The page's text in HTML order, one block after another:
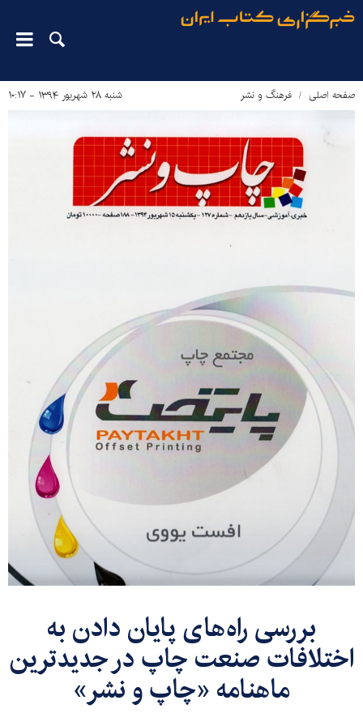
صفحه اصلی فرهنگ و نشر شنبه ۲۸ شهریور ۱۳۹۴ - ۱۰:۱۷
بررسی راه‌های پایان دادن به
اختلافات صنعت چاپ در جدیدترین
ماهنامه «چاپ و نشر»